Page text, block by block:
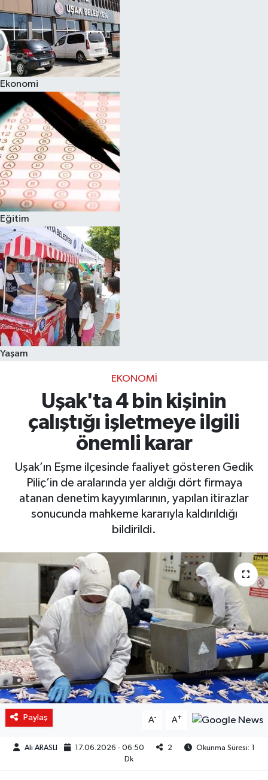
Ekonomi
Eğitim
Yaşam
EKONOMI
Uşak'ta 4 bin kişinin
çalıştığı işletmeye ilgili
önemli karar
Uşak’ın Eşme ilçesinde faaliyet gösteren Gedik
Piliç’in de aralarında yer aldığı dört firmaya
atanan denetim kayyımlarının, yapılan itirazlar
sonucunda mahkeme kararıyla kaldırıldığı
bildirildi.
Paylaş A- A+
Ali ARASLI 17.06.2026 - 06:50 2
Okunma Süresi: 1
Dk